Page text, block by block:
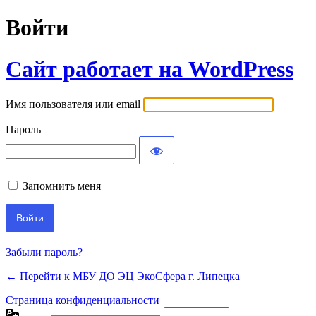
Войти
Сайт работает на WordPress
Имя пользователя или email
Пароль
Запомнить меня
Забыли пароль?
← Перейти к МБУ ДО ЭЦ ЭкоСфера г. Липецка
Страница конфиденциальности